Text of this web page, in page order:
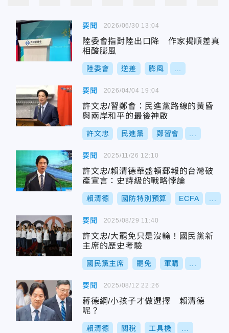
要聞
陸委會指對陸出口降 作家揭順差真
相酸膨風
陸委會 逆差 膨風
2026/06/30 13:04
要聞
許文忠/習鄭會：民進黨路線的黃昏
與兩岸和平的最後神啟
許文忠 民進黨 鄭習會
2026/04/04 19:04
要聞
許文忠/賴清德華盛頓郵報的台灣破
產宣言：史詩級的戰略悖論
賴清德 國防特別預算 ECFA
2025/11/26 12:10
要聞
許文忠/大罷免只是沒輸！國民黨新
主席的歷史考驗
國民黨主席 罷免 軍購
2025/08/29 11:40
要聞
蔣德綱/小孩子才做選擇 賴清德
呢？
賴清德 關稅 工具機
2025/08/12 22:26